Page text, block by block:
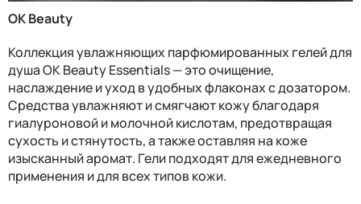
OK Beauty
Коллекция увлажняющих парфюмированных гелей для
душа OK Beauty Essentials — это очищение,
наслаждение и уход в удобных флаконах с дозатором.
Средства увлажняют и смягчают кожу благодаря
гиалуроновой и молочной кислотам, предотвращая
сухость и стянутость, а также оставляя на коже
изысканный аромат. Гели подходят для ежедневного
применения и для всех типов кожи.